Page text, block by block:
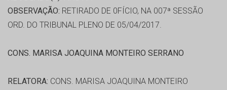
OBSERVAÇÃO: RETIRADO DE 0FÍCIO, NA 007ª SESSÃO
ORD. DO TRIBUNAL PLENO DE 05/04/2017.
CONS. MARISA JOAQUINA MONTEIRO SERRANO
RELATORA: CONS. MARISA JOAQUINA MONTEIRO